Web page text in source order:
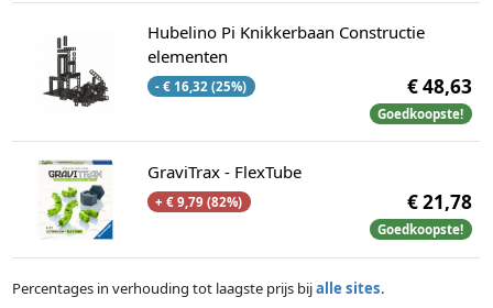
Hubelino Pi Knikkerbaan Constructie
elementen
- € 16,32 (25%) € 48,63
Goedkoopste!
GraviTrax - FlexTube
+ € 9,79 (82%) € 21,78
Goedkoopste!
Percentages in verhouding tot laagste prijs bijalle sites.